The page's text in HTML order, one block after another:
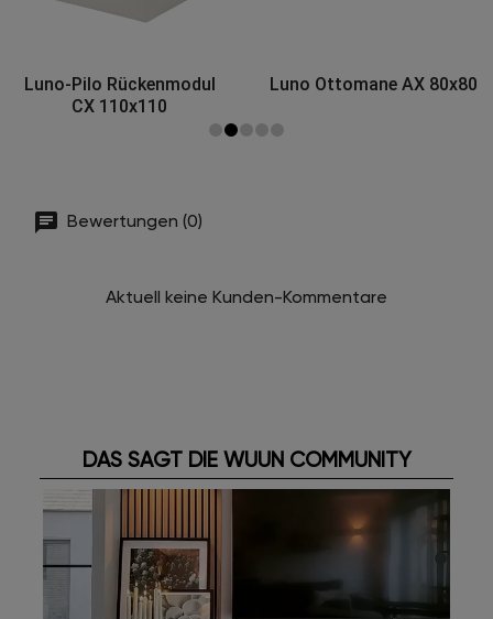
Luno Ottomane AX 80x80 Luno Ottomane BX 100x80
Bewertungen (0)
Aktuell keine Kunden-Kommentare
DAS SAGT DIE WUUN COMMUNITY